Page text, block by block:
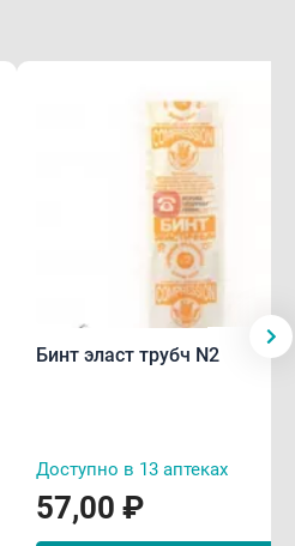
Бинт эласт трубч N2
Доступно в 13 аптеках
57,00 ₽